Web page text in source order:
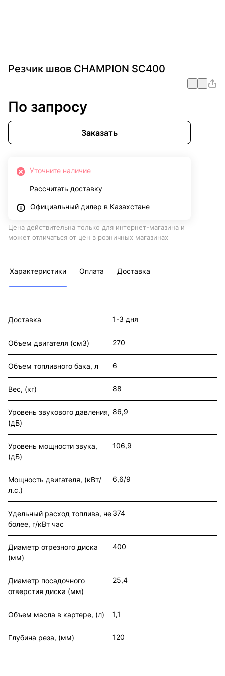
Резчик швов CHAMPION SC400
По запросу
Заказать
Уточните наличие
Рассчитать доставку
Официальный дилер в Казахстане
Цена действительна только для интернет-магазина и
может отличаться от цен в розничных магазинах
Характеристики Оплата Доставка
Доставка 1-3 дня
Объем двигателя (см3) 270
Объем топливного бака, л 6
Вес, (кг) 88
Уровень звукового давления,
(дБ)
86,9
Уровень мощности звука,
(дБ)
106,9
Мощность двигателя, (кВт/
л.с.)
6,6/9
Удельный расход топлива, не
более, г/кВт час
374
Диаметр отрезного диска
(мм)
400
Диаметр посадочного
отверстия диска (мм)
25,4
Объем масла в картере, (л) 1,1
Глубина реза, (мм) 120